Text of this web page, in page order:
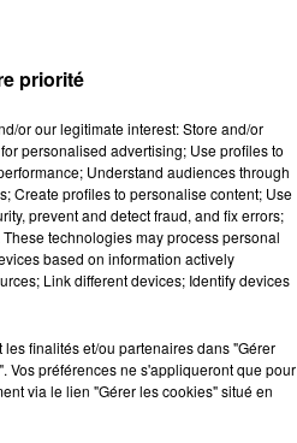
qui ne
peut le voir avec
priorité
or our legitimate interest: Store and/or
personalised advertising; Use profiles to
Understand audiences through
Create profiles to personalise content; Use
prevent and detect fraud, and fix errors;
technologies may process personal
based on information actively
Link different devices; Identify devices
finalités et/ou partenaires dans "Gérer
Vos préférences ne s'appliqueront que pour
via le lien "Gérer les cookies" situé en